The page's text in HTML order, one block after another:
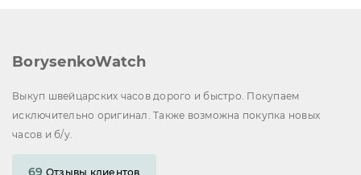
BorysenkoWatch
Выкуп швейцарских часов дорого и быстро. Покупаем
исключительно оригинал. Также возможна покупка новых
часов и б/у.
69 Отзывы клиентов